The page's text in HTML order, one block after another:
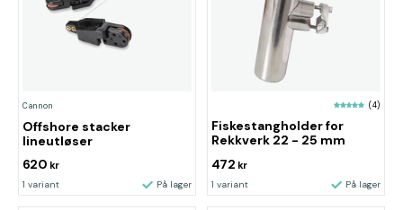
Cannon
Offshore stacker
lineutløser
620 kr
1 variant På lager
(4)
Fiskestangholder for
Rekkverk 22 - 25 mm
472 kr
1 variant På lager